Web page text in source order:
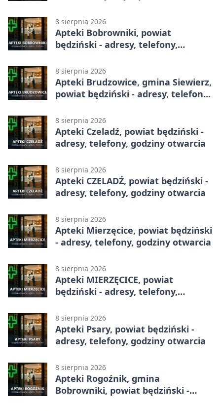
8 sierpnia 2026
Apteki Bobrowniki, powiat
będziński - adresy, telefony,
8 sierpnia 2026
Apteki Brudzowice, gmina Siewierz,
powiat będziński - adresy, telefony,
8 sierpnia 2026
Apteki Czeladź, powiat będziński -
adresy, telefony, godziny otwarcia
8 sierpnia 2026
Apteki CZELADŹ, powiat będziński -
adresy, telefony, godziny otwarcia
8 sierpnia 2026
Apteki Mierzęcice, powiat będziński
- adresy, telefony, godziny otwarcia
8 sierpnia 2026
Apteki MIERZĘCICE, powiat
będziński - adresy, telefony,
8 sierpnia 2026
Apteki Psary, powiat będziński -
adresy, telefony, godziny otwarcia
8 sierpnia 2026
Apteki Rogoźnik, gmina
Bobrowniki, powiat będziński -